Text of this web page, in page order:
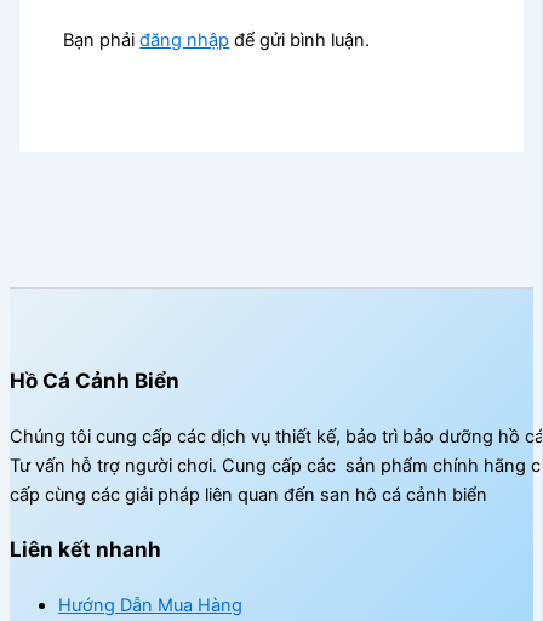
Bạn phảiđăng nhập để gửi bình luận.
Hồ Cá Cảnh Biển
Chúng tôi cung cấp các dịch vụ thiết kế, bảo trì bảo dưỡng hồ
Tư vấn hỗ trợ người chơi. Cung cấp các sản phẩm chính hãng
cấp cùng các giải pháp liên quan đến san hô cá cảnh biển
Liên kết nhanh
Hướng Dẫn Mua Hàng